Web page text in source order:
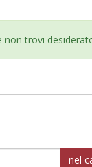
non trovi
nel